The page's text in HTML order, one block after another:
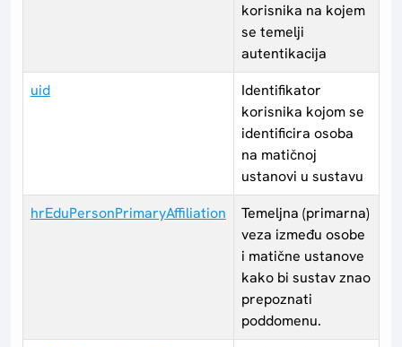
korisnika na kojem
se temelji
autentikacija
uid
Identifikator
korisnika kojom se
identificira osoba
na matičnoj
ustanovi u sustavu
hrEduPersonPrimaryAffiliation
Temeljna (primarna)
veza između osobe
i matične ustanove
kako bi sustav znao
prepoznati
poddomenu.